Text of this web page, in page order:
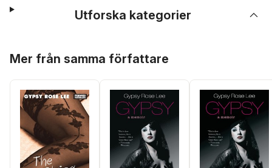
Utforska kategorier
Mer från samma författare